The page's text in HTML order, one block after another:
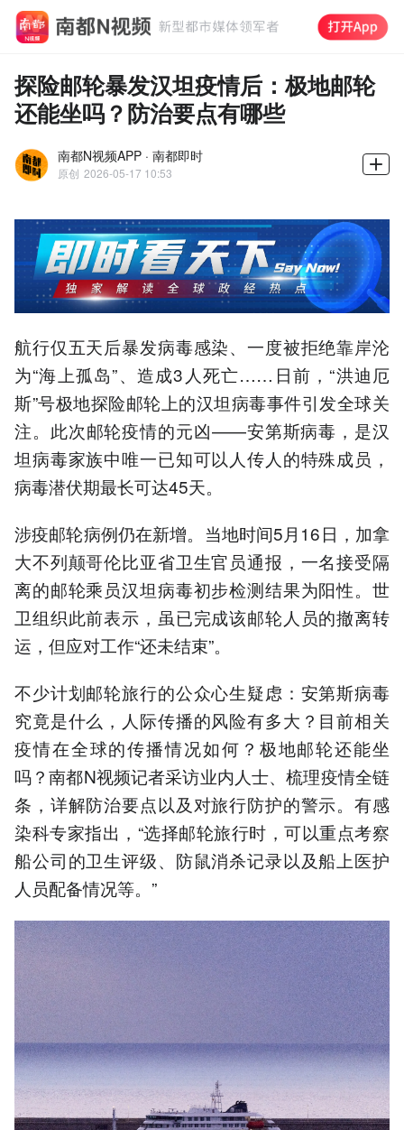
探险邮轮暴发汉坦疫情后：极地邮轮
还能坐吗？防治要点有哪些
南都N视频APP · 南都即时
原创 2026-05-17 10:53
航行仅五天后暴发病毒感染、一度被拒绝靠岸沦
为“海上孤岛”、造成3人死亡……日前，“洪迪厄
斯”号极地探险邮轮上的汉坦病毒事件引发全球关
注。此次邮轮疫情的元凶——安第斯病毒，是汉
坦病毒家族中唯一已知可以人传人的特殊成员，
病毒潜伏期最长可达45天。
涉疫邮轮病例仍在新增。当地时间5月16日，加拿
大不列颠哥伦比亚省卫生官员通报，一名接受隔
离的邮轮乘员汉坦病毒初步检测结果为阳性。世
卫组织此前表示，虽已完成该邮轮人员的撤离转
运，但应对工作“还未结束”。
不少计划邮轮旅行的公众心生疑虑：安第斯病毒
究竟是什么，人际传播的风险有多大？目前相关
疫情在全球的传播情况如何？极地邮轮还能坐
吗？南都N视频记者采访业内人士、梳理疫情全链
条，详解防治要点以及对旅行防护的警示。有感
染科专家指出，“选择邮轮旅行时，可以重点考察
船公司的卫生评级、防鼠消杀记录以及船上医护
人员配备情况等。”